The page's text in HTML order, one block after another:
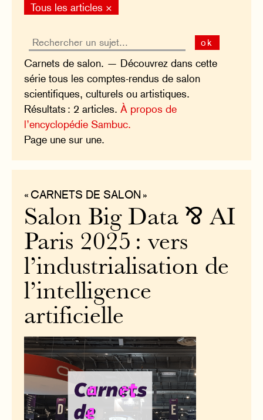
Tous les articles ×
ok
Carnets de salon. — Découvrez dans cette
série tous les comptes-rendus de salon
scientifiques, culturels ou artistiques.
Résultats : 2 articles.À propos de
l’encyclopédie Sambuc.
Page une sur une.
« CARNETS DE SALON »
Salon Big Data ⅋ AI
Paris 2025 : vers
l’industrialisation de
l’intelligence
artificielle